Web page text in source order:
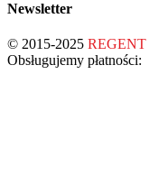
Newsletter
© 2015-2025 REGENT
Obsługujemy płatności: